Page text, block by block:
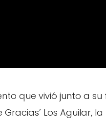
que vivió junto a su
Los Aguilar,